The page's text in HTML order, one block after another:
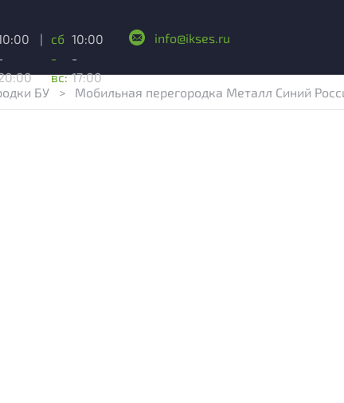
|
сб
-
вс:
10:00
-
17:00
info@ikses.ru
БУ > Мобильная перегородка Металл Синий